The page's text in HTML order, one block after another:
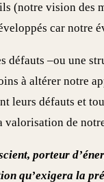
(notre vision des
car notre
défauts –ou une
à altérer notre
leurs défauts et
valorisation de
porteur
qu’exigera la